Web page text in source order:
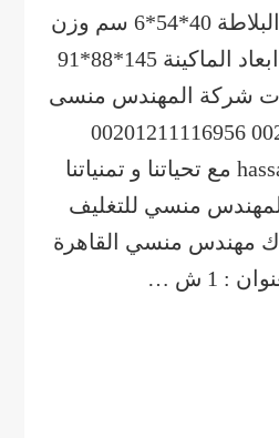
او 380 فولت حجم البلاطة 40*54*6 سم وزن
الماكينة 196 كجم ابعاد الماكينة 145*88*91
شركة المهندس منسى
00201211116954 00201211116956
hassan@m2pack.com مع تحياتنا و تمنياتنا
منسي للتغليف
مهندس منسي القاهرة
: 1 ش …